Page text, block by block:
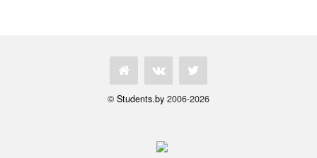
© Students.by 2006-2026